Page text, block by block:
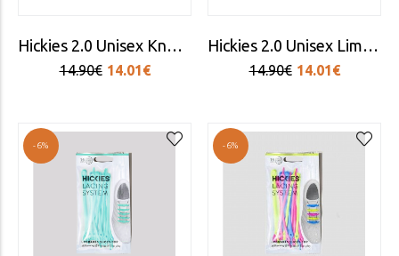
Hickies 2.0 Unisex Knockout Pink Laces
14.90€ 14.01€
Hickies 2.0 Unisex Lime Laces
14.90€ 14.01€
-6% -6%